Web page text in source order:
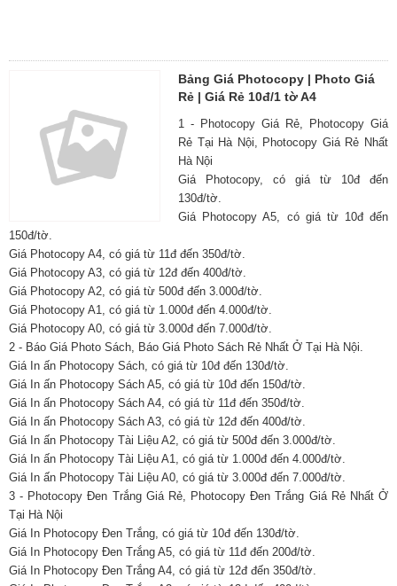
Bảng Giá Photocopy | Photo Giá
Rẻ | Giá Rẻ 10đ/1 tờ A4
1 - Photocopy Giá Rẻ, Photocopy Giá
Rẻ Tại Hà Nội, Photocopy Giá Rẻ Nhất
Hà Nội
Giá Photocopy, có giá từ 10đ đến
130đ/tờ.
Giá Photocopy A5, có giá từ 10đ đến
150đ/tờ.
Giá Photocopy A4, có giá từ 11đ đến 350đ/tờ.
Giá Photocopy A3, có giá từ 12đ đến 400đ/tờ.
Giá Photocopy A2, có giá từ 500đ đến 3.000đ/tờ.
Giá Photocopy A1, có giá từ 1.000đ đến 4.000đ/tờ.
Giá Photocopy A0, có giá từ 3.000đ đến 7.000đ/tờ.
2 - Báo Giá Photo Sách, Báo Giá Photo Sách Rẻ Nhất Ở Tại Hà Nội.
Giá In ấn Photocopy Sách, có giá từ 10đ đến 130đ/tờ.
Giá In ấn Photocopy Sách A5, có giá từ 10đ đến 150đ/tờ.
Giá In ấn Photocopy Sách A4, có giá từ 11đ đến 350đ/tờ.
Giá In ấn Photocopy Sách A3, có giá từ 12đ đến 400đ/tờ.
Giá In ấn Photocopy Tài Liệu A2, có giá từ 500đ đến 3.000đ/tờ.
Giá In ấn Photocopy Tài Liệu A1, có giá từ 1.000đ đến 4.000đ/tờ.
Giá In ấn Photocopy Tài Liệu A0, có giá từ 3.000đ đến 7.000đ/tờ.
3 - Photocopy Đen Trắng Giá Rẻ, Photocopy Đen Trắng Giá Rẻ Nhất Ở
Tại Hà Nội
Giá In Photocopy Đen Trắng, có giá từ 10đ đến 130đ/tờ.
Giá In Photocopy Đen Trắng A5, có giá từ 11đ đến 200đ/tờ.
Giá In Photocopy Đen Trắng A4, có giá từ 12đ đến 350đ/tờ.